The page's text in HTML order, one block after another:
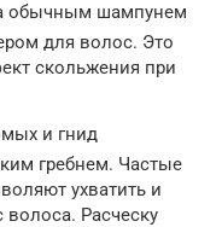
обычным шампунем
для волос. Это
скольжения при
и гнид
гребнем. Частые
ухватить и
волоса. Расческу